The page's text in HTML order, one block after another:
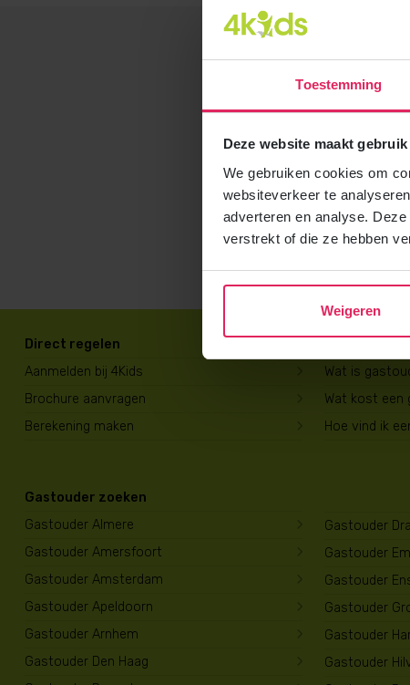
Toestemming
Deze website maakt
We gebruiken cookies om
websiteverkeer te
adverteren en analyse.
verstrekt of die ze hebben
Weigeren
Direct regelen
Aanmelden bij 4Kids
Brochure aanvragen
Berekening maken
Wat is
Wat kost een
Hoe vind ik
Gastouder zoeken
Gastouder Almere
Gastouder Amersfoort
Gastouder Amsterdam
Gastouder Apeldoorn
Gastouder Arnhem
Gastouder Den Haag
Gastouder
Gastouder
Gastouder
Gastouder
Gastouder
Gastouder